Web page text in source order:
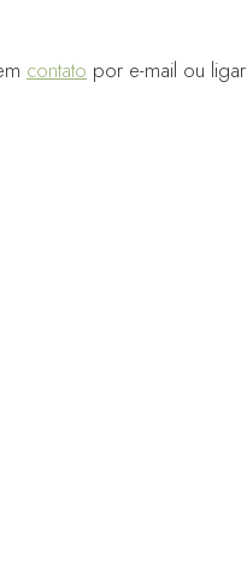
contato por e-mail ou ligar